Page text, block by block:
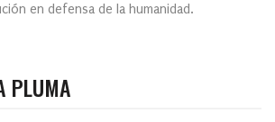
en defensa de la humanidad.
PLUMA